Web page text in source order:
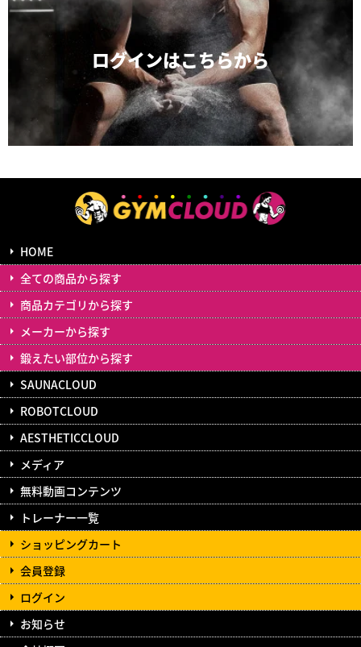
ログインはこちらから
HOME
全ての商品から探す
商品カテゴリから探す
メーカーから探す
鍛えたい部位から探す
SAUNACLOUD
ROBOTCLOUD
AESTHETICCLOUD
メディア
無料動画コンテンツ
トレーナー一覧
ショッピングカート
会員登録
ログイン
お知らせ